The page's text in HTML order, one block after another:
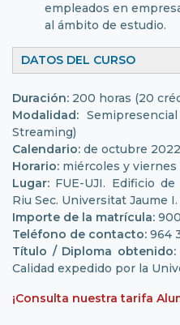
empleados en
al ámbito de estudio.
DATOS DEL CURSO
Duración: 200 horas (20
Modalidad:
Streaming)
Calendario: de octubre
Horario: miércoles y viernes
Lugar: FUE-UJI. Edificio
Riu Sec. Universitat Jaume I.
Importe de la matrícula:
Teléfono de contacto: 964
Título / Diploma obtenido:
Calidad expedido por la
¡Consulta nuestra tarifa